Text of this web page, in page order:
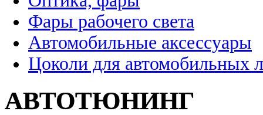
Фары рабочего света
Автомобильные аксессуары
Цоколи для автомобильных
АВТОТЮНИНГ